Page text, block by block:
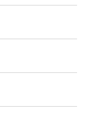
Kide-malliston
ja lattia on
paikka.
seinän